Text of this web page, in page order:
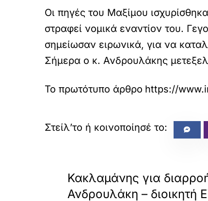
Οι πηγές του Μαξίμου
στραφεί νομικά εναντίον του.
σημείωσαν ειρωνικά, για να
Σήμερα ο κ. Ανδρουλάκης
Το πρωτότυπο άρθρο https://
Κακλαμάνης για
Ανδρουλάκη – διοικητή